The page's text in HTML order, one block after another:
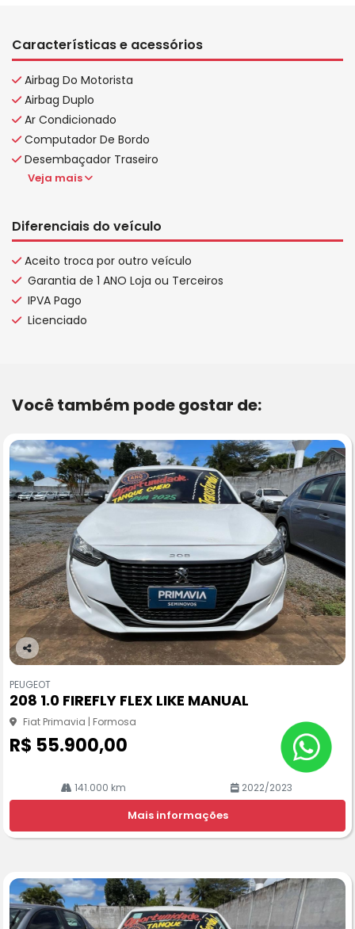
Características e acessórios
Airbag Do Motorista
Airbag Duplo
Ar Condicionado
Computador De Bordo
Desembaçador Traseiro
Veja mais
Diferenciais do veículo
Aceito troca por outro veículo
Garantia de 1 ANO Loja ou Terceiros
IPVA Pago
Licenciado
Você também pode gostar de:
Co
pa
rtil
he
PEUGEOT
208 1.0 FIREFLY FLEX LIKE MANUAL
Fiat Primavia | Formosa
R$ 55.900,00
141.000 km 2022/2023
Mais informações